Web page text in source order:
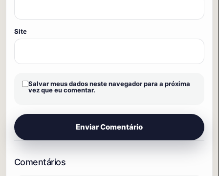
Site
Salvar meus dados neste navegador para a próxima
vez que eu comentar.